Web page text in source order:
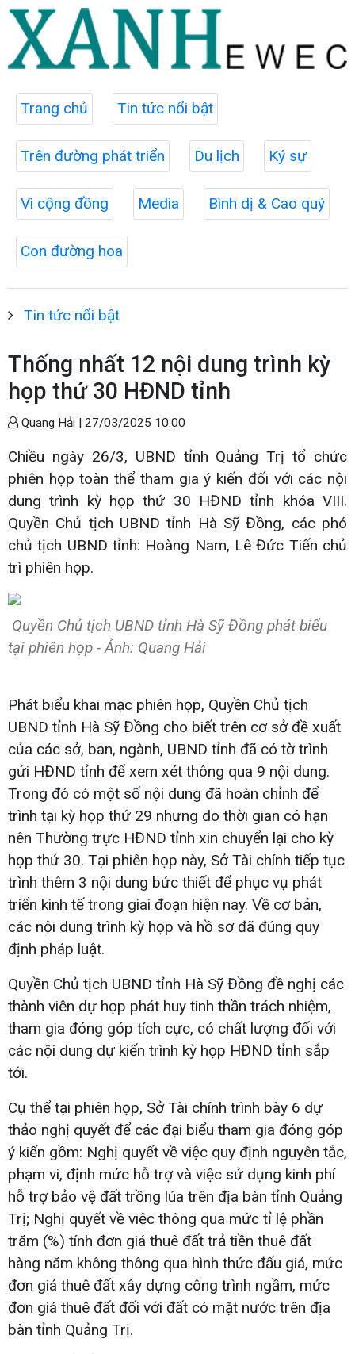
Trang chủ Tin tức nổi bật
Trên đường phát triển Du lịch Ký sự
Vì cộng đồng Media Bình dị & Cao quý
Con đường hoa
Tin tức nổi bật
Thống nhất 12 nội dung trình kỳ
họp thứ 30 HĐND tỉnh
Quang Hải | 27/03/2025 10:00
Chiều ngày 26/3, UBND tỉnh Quảng Trị tổ chức
phiên họp toàn thể tham gia ý kiến đối với các nội
dung trình kỳ họp thứ 30 HĐND tỉnh khóa VIII.
Quyền Chủ tịch UBND tỉnh Hà Sỹ Đồng, các phó
chủ tịch UBND tỉnh: Hoàng Nam, Lê Đức Tiến chủ
trì phiên họp.
Quyền Chủ tịch UBND tỉnh Hà Sỹ Đồng phát biểu
tại phiên họp - Ảnh: Quang Hải
Phát biểu khai mạc phiên họp, Quyền Chủ tịch
UBND tỉnh Hà Sỹ Đồng cho biết trên cơ sở đề xuất
của các sở, ban, ngành, UBND tỉnh đã có tờ trình
gửi HĐND tỉnh để xem xét thông qua 9 nội dung.
Trong đó có một số nội dung đã hoàn chỉnh để
trình tại kỳ họp thứ 29 nhưng do thời gian có hạn
nên Thường trực HĐND tỉnh xin chuyển lại cho kỳ
họp thứ 30. Tại phiên họp này, Sở Tài chính tiếp tục
trình thêm 3 nội dung bức thiết để phục vụ phát
triển kinh tế trong giai đoạn hiện nay. Về cơ bản,
các nội dung trình kỳ họp và hồ sơ đã đúng quy
định pháp luật.
Quyền Chủ tịch UBND tỉnh Hà Sỹ Đồng đề nghị các
thành viên dự họp phát huy tinh thần trách nhiệm,
tham gia đóng góp tích cực, có chất lượng đối với
các nội dung dự kiến trình kỳ họp HĐND tỉnh sắp
tới.
Cụ thể tại phiên họp, Sở Tài chính trình bày 6 dự
thảo nghị quyết để các đại biểu tham gia đóng góp
ý kiến gồm: Nghị quyết về việc quy định nguyên tắc,
phạm vi, định mức hỗ trợ và việc sử dụng kinh phí
hỗ trợ bảo vệ đất trồng lúa trên địa bàn tỉnh Quảng
Trị; Nghị quyết về việc thông qua mức tỉ lệ phần
trăm (%) tính đơn giá thuê đất trả tiền thuê đất
hàng năm không thông qua hình thức đấu giá, mức
đơn giá thuê đất xây dựng công trình ngầm, mức
đơn giá thuê đất đối với đất có mặt nước trên địa
bàn tỉnh Quảng Trị.